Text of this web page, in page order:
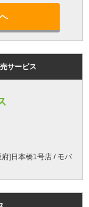
サービス
]日本橋1号店 / モバ